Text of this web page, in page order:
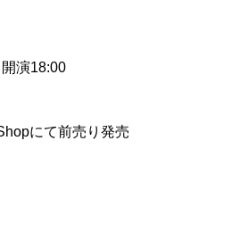
演18:00
にて前売り発売